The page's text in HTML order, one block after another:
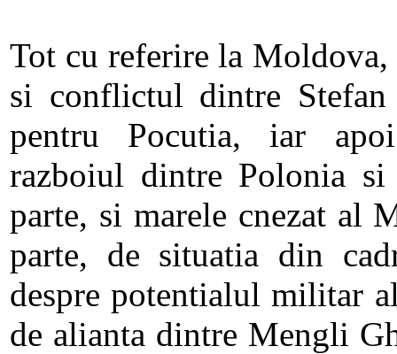
Tot cu referire la
si conflictul dintre
pentru Pocutia, iar
razboiul dintre Polonia
parte, si marele cnezat al
parte, de situatia din
despre potentialul militar
de alianta dintre Mengli